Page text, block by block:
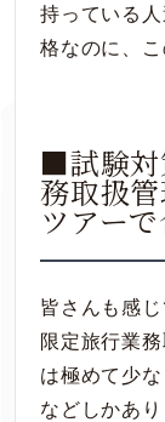
持っている
格なのに、
■試験対
務取扱
ツアー
皆さんも感
限定旅行業
は極めて少
などしかあり